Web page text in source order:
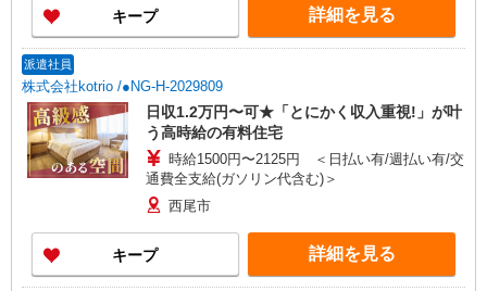
キープ 詳細を見る
派遣社員
株式会社kotrio /●NG-H-2029809
日収1.2万円〜可★「とにかく収入重視!」が叶
う高時給の有料住宅
時給1500円〜2125円 ＜日払い有/週払い有/交
通費全支給(ガソリン代含む)＞
西尾市
キープ 詳細を見る